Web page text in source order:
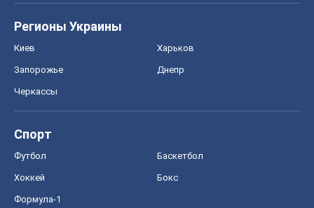
Регионы Украины
Киев Харьков
Запорожье Днепр
Черкассы
Спорт
Футбол Баскетбол
Хоккей Бокс
Формула-1